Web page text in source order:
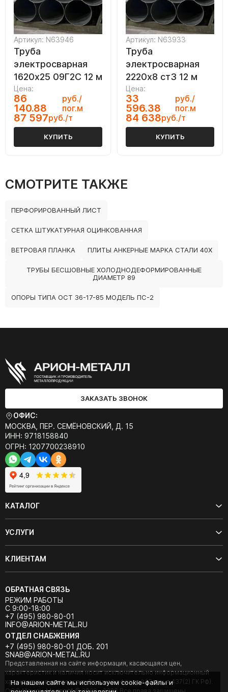
Артикул: N63946
Труба
электросварная
1620х25 09Г2С 12 м
Цена:
86
140.88
руб./
пог.м
87 597руб./т
КУПИТЬ
Артикул: N63933
Труба
электросварная
2220х8 ст3 12 м
Цена:
33
596.38
руб./
пог.м
84 638руб./т
КУПИТЬ
СМОТРИТЕ ТАКЖЕ
ПЕРФОРИРОВАННЫЙ ЛИСТ
СЕТКА ШТУКАТУРНАЯ ОЦИНКОВАННАЯ
ВЕТРОВАЯ ПЛАНКА ПЛИТЫ АНКЕРНЫЕ МАРКА СТАЛИ 40Х
ТРУБЫ БЕСШОВНЫЕ ХОЛОДНОДЕФОРМИРОВАННЫЕ
ДИАМЕТР 89
ОПОРЫ ТИПА ОСТ 36-17-85 МОДЕЛЬ ПС-2
ЗАКАЗАТЬ ЗВОНОК
ОФИС:
МОСКВА, ПЕР. СЕМЁНОВСКИЙ, Д. 15
ИНН: 9718158840
ОГРН: 1207700238910
КАТАЛОГ
УСЛУГИ
КЛИЕНТАМ
ОБРАТНАЯ СВЯЗЬ
РЕЖИМ РАБОТЫ
С 9:00-18:00
+7 (495) 980-80-01
INFO@ARION-METAL.RU
ОТДЕЛ СНАБЖЕНИЯ
+7 (495) 980-80-01 ДОБ. 201
SNAB@ARION-METAL.RU
Представленная на сайте информация, касающаяся цен,
характеристик и наличия носит исключительно информационный
характер и не является публичной офертой (Статья 437(2) ГК РФ).
На нашем сайте мы используем cookie-файлы и